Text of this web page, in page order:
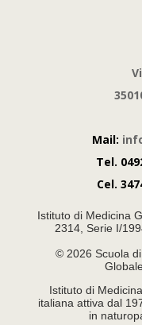
Mail:
Tel.
Cel.
Istituto di Medicina
2314, Serie I/
© 2026 Scuola
Istituto di
italiana attiva dal
in